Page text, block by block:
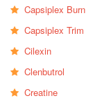
Capsiplex Burn
Capsiplex Trim
Cilexin
Clenbutrol
Creatine